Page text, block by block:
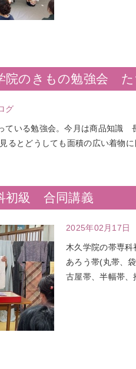
院のきもの勉強会 た
グ
ている勉強会。今月は商品知識
るとどうしても面積の広い着物に
初級 合同講義
2025年02月17日
木久学院の帯専
あろう帯(丸帯、
古屋帯、半幅帯、